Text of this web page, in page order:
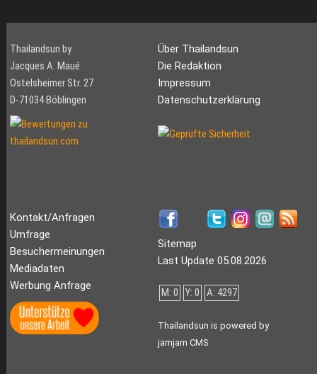
Thailandsun by
Jacques A. Maué
Ostelsheimer Str. 27
D-71034 Böblingen
Über Thailandsun
Die Redaktion
Impressum
Datenschutzerklärung
Kontakt/Anfragen
Umfrage
Besuchermeinungen
Mediadaten
Werbung Anfrage
Sitemap
Last Update 05.08.2026
M: 0 Y: 0 A: 4297
Thailandsun is powered by
jamjam CMS